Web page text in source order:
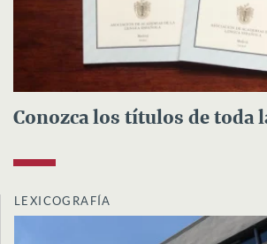
Conozca los títulos de toda
LEXICOGRAFÍA